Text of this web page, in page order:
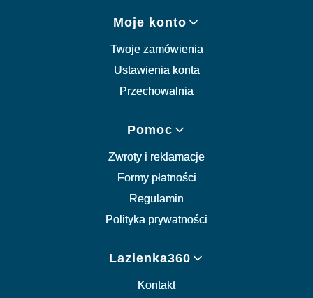
Moje konto
Twoje zamówienia
Ustawienia konta
Przechowalnia
Pomoc
Zwroty i reklamacje
Formy płatności
Regulamin
Polityka prywatności
Lazienka360
Kontakt